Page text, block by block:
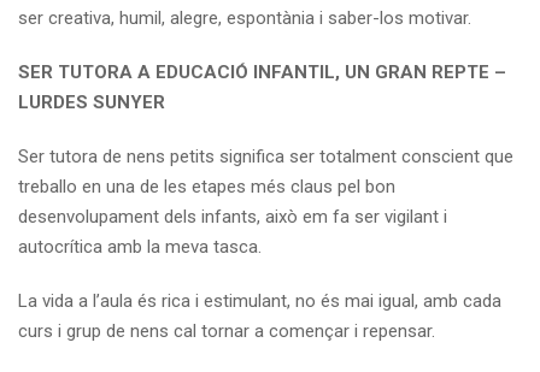
ser creativa, humil, alegre, espontània i saber-los motivar.
SER TUTORA A EDUCACIÓ INFANTIL, UN GRAN REPTE –
LURDES SUNYER
Ser tutora de nens petits significa ser totalment conscient que
treballo en una de les etapes més claus pel bon
desenvolupament dels infants, això em fa ser vigilant i
autocrítica amb la meva tasca.
La vida a l’aula és rica i estimulant, no és mai igual, amb cada
curs i grup de nens cal tornar a començar i repensar.